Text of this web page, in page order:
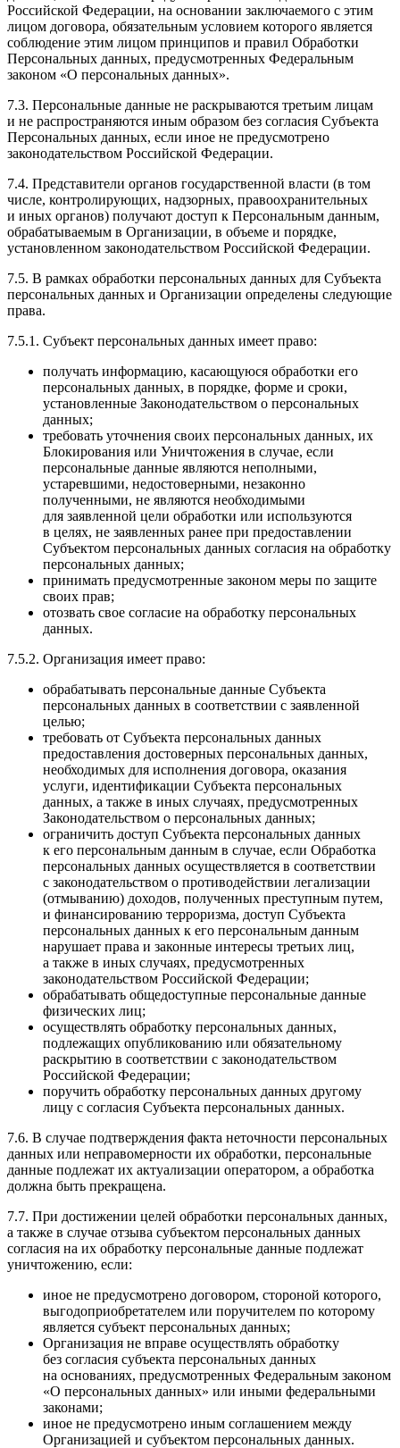
Российской Федерации, на основании заключаемого с этим
лицом договора, обязательным условием которого является
соблюдение этим лицом принципов и правил Обработки
Персональных данных, предусмотренных Федеральным
законом «О персональных данных».
7.3. Персональные данные не раскрываются третьим лицам
и не распространяются иным образом без согласия Субъекта
Персональных данных, если иное не предусмотрено
законодательством Российской Федерации.
7.4. Представители органов государственной власти (в том
числе, контролирующих, надзорных, правоохранительных
и иных органов) получают доступ к Персональным данным,
обрабатываемым в Организации, в объеме и порядке,
установленном законодательством Российской Федерации.
7.5. В рамках обработки персональных данных для Субъекта
персональных данных и Организации определены следующие
права.
7.5.1. Субъект персональных данных имеет право:
получать информацию, касающуюся обработки его
персональных данных, в порядке, форме и сроки,
установленные Законодательством о персональных
данных;
требовать уточнения своих персональных данных, их
Блокирования или Уничтожения в случае, если
персональные данные являются неполными,
устаревшими, недостоверными, незаконно
полученными, не являются необходимыми
для заявленной цели обработки или используются
в целях, не заявленных ранее при предоставлении
Субъектом персональных данных согласия на обработку
персональных данных;
принимать предусмотренные законом меры по защите
своих прав;
отозвать свое согласие на обработку персональных
данных.
7.5.2. Организация имеет право:
обрабатывать персональные данные Субъекта
персональных данных в соответствии с заявленной
целью;
требовать от Субъекта персональных данных
предоставления достоверных персональных данных,
необходимых для исполнения договора, оказания
услуги, идентификации Субъекта персональных
данных, а также в иных случаях, предусмотренных
Законодательством о персональных данных;
ограничить доступ Субъекта персональных данных
к его персональным данным в случае, если Обработка
персональных данных осуществляется в соответствии
с законодательством о противодействии легализации
(отмыванию) доходов, полученных преступным путем,
и финансированию терроризма, доступ Субъекта
персональных данных к его персональным данным
нарушает права и законные интересы третьих лиц,
а также в иных случаях, предусмотренных
законодательством Российской Федерации;
обрабатывать общедоступные персональные данные
физических лиц;
осуществлять обработку персональных данных,
подлежащих опубликованию или обязательному
раскрытию в соответствии с законодательством
Российской Федерации;
поручить обработку персональных данных другому
лицу с согласия Субъекта персональных данных.
7.6. В случае подтверждения факта неточности персональных
данных или неправомерности их обработки, персональные
данные подлежат их актуализации оператором, а обработка
должна быть прекращена.
7.7. При достижении целей обработки персональных данных,
а также в случае отзыва субъектом персональных данных
согласия на их обработку персональные данные подлежат
уничтожению, если:
иное не предусмотрено договором, стороной которого,
выгодоприобретателем или поручителем по которому
является субъект персональных данных;
Организация не вправе осуществлять обработку
без согласия субъекта персональных данных
на основаниях, предусмотренных Федеральным законом
«О персональных данных» или иными федеральными
законами;
иное не предусмотрено иным соглашением между
Организацией и субъектом персональных данных.